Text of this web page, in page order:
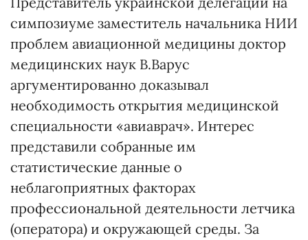
симпозиуме заместитель начальника НИИ
проблем авиационной медицины доктор
медицинских наук В.Варус
аргументированно доказывал
необходимость открытия медицинской
специальности «авиаврач». Интерес
представили собранные им
статистические данные о
неблагоприятных факторах
профессиональной деятельности летчика
(оператора) и окружающей среды. За